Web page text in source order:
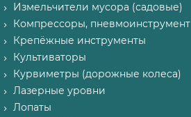
Измельчители мусора (садовые)
Компрессоры, пневмоинструмент
Крепёжные инструменты
Культиваторы
Курвиметры (дорожные колеса)
Лазерные уровни
Лопаты